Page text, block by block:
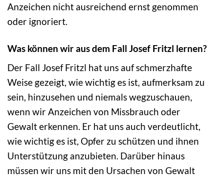
Anzeichen nicht ausreichend ernst genommen
oder ignoriert.
Was können wir aus dem Fall Josef Fritzl lernen?
Der Fall Josef Fritzl hat uns auf schmerzhafte
Weise gezeigt, wie wichtig es ist, aufmerksam zu
sein, hinzusehen und niemals wegzuschauen,
wenn wir Anzeichen von Missbrauch oder
Gewalt erkennen. Er hat uns auch verdeutlicht,
wie wichtig es ist, Opfer zu schützen und ihnen
Unterstützung anzubieten. Darüber hinaus
müssen wir uns mit den Ursachen von Gewalt